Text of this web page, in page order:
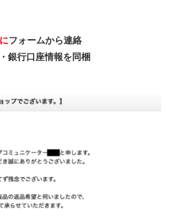
フォームから連絡
銀行口座情報を同梱